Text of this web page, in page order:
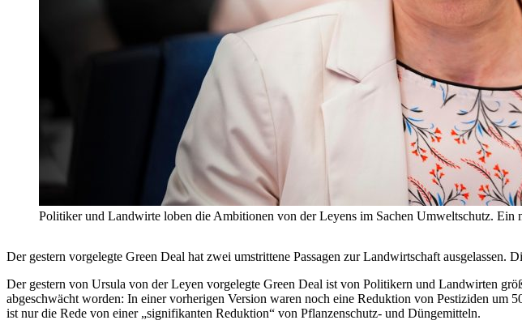
Politiker und Landwirte loben die Ambitionen von der Leyens im Sachen Umweltschutz.
Der gestern vorgelegte Green Deal hat zwei umstrittene Passagen zur Landwirtschaft
Der gestern von Ursula von der Leyen vorgelegte Green Deal ist von Politikern und Landwirten
abgeschwächt worden: In einer vorherigen Version waren noch eine Reduktion von Pestiziden
ist nur die Rede von einer „signifikanten Reduktion“ von Pflanzenschutz- und Düngemitteln.